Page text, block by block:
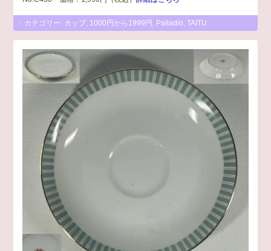
カテゴリー: カップ 1000円から1999円 Palladio ,TAITU